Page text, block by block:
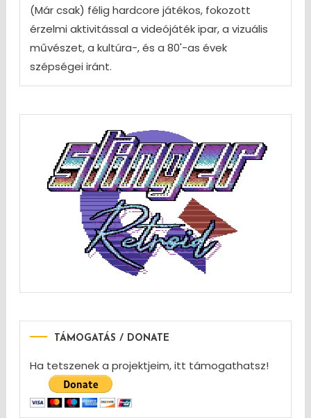
(Már csak) félig hardcore játékos, fokozott
érzelmi aktivitással a videójáték ipar, a vizuális
művészet, a kultúra-, és a 80'-as évek
szépségei iránt.
TÁMOGATÁS / DONATE
Ha tetszenek a projektjeim, itt támogathatsz!